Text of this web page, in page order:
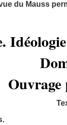
du Mauss
Ouvrage